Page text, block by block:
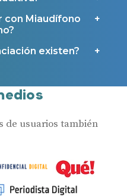
con Miaudífono
existen?
de usuarios también
en La Rioja
en Galicia
en Asturias